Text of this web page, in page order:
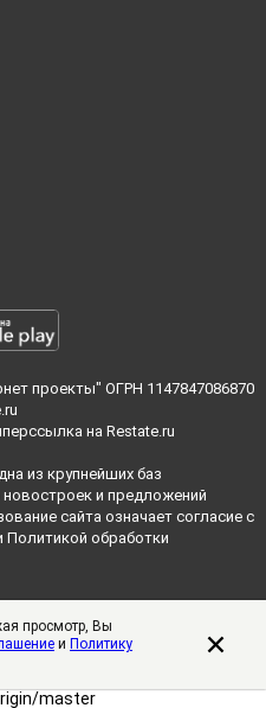
проекты" ОГРН 1147847086870
на Restate.ru
из крупнейших баз
и предложений
сайта означает согласие с
Политикой обработки
просмотр, Вы
и Политику
master